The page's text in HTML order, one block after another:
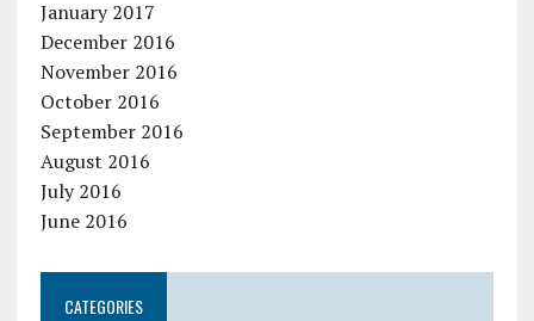
January 2017
December 2016
November 2016
October 2016
September 2016
August 2016
July 2016
June 2016
CATEGORIES